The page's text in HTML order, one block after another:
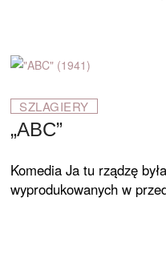
SZLAGIERY
„ABC”
Komedia Ja tu rządzę
wyprodukowanych w